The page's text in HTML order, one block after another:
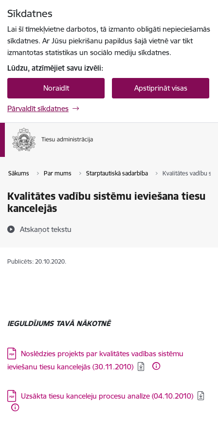
Sīkdatnes
Lai šī tīmekļvietne darbotos, tā izmanto obligāti nepieciešamās
sīkdatnes. Ar Jūsu piekrišanu papildus šajā vietnē var tikt
izmantotas statistikas un sociālo mediju sīkdatnes.
Lūdzu, atzīmējiet savu izvēli:
Noraidīt Apstiprināt visas
Pārvaldīt sīkdatnes
Sākums Par mums Starptautiskā sadarbība Kvalitātes vadību
Kvalitātes vadību sistēmu ieviešana tiesu
kancelejās
Atskaņot tekstu
Publicēts: 20.10.2020.
IEGULDĪJUMS TAVĀ NĀKOTNĒ
Lejupielādēt:
Noslēdzies projekts par kvalitātes vadības sistēmu
ieviešanu tiesu kancelejās (30.11.2010)
Lejupielādēt:
Uzsākta tiesu kanceleju procesu analīze (04.10.2010)